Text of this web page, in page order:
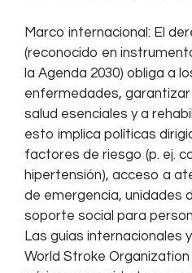
Marco internacional: El
(reconocido en
la Agenda 2030) obliga a
enfermedades,
salud esenciales y a
esto implica políticas
factores de riesgo (p. ej.
hipertensión), acceso a
de emergencia, unidades
soporte social para
Las guías internacionales
World Stroke